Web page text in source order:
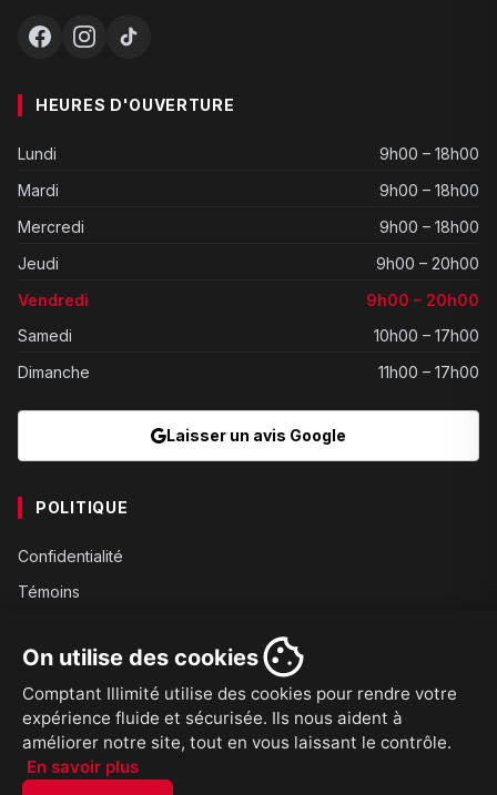
On utilise des cookies
Comptant Illimité utilise des cookies pour rendre votre
expérience fluide et sécurisée. Ils nous aident à
améliorer notre site, tout en vous laissant le contrôle.
En savoir plus
HEURES D'OUVERTURE
Lundi
9h00 – 18h00
Mardi
9h00 – 18h00
Mercredi
9h00 – 18h00
Jeudi
9h00 – 20h00
Vendredi
9h00 – 20h00
Samedi
10h00 – 17h00
Dimanche
11h00 – 17h00
Laisser un avis Google
POLITIQUE
Confidentialité
Témoins
Conditions
Expédition
Retours